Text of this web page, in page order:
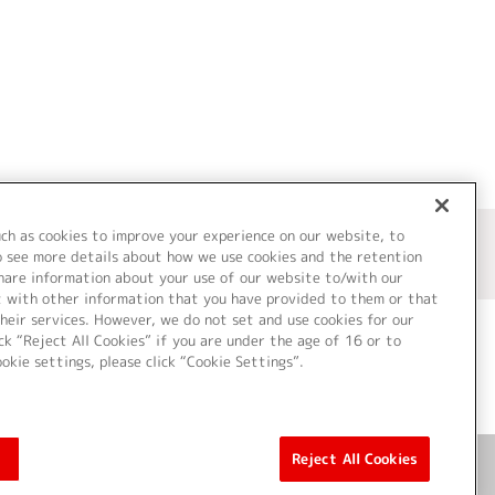
て Cookie Settings
as cookies to improve your experience on our website, to
see more details about how we use cookies and the retention
information about your use of our website to/with our
with other information that you have provided to them or that
services. However, we do not set and use cookies for our
“Reject All Cookies” if you are under the age of 16 or to
settings, please click “Cookie Settings”.
Reject All Cookies